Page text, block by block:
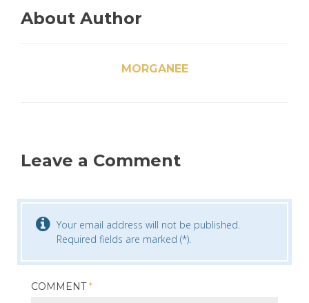
About Author
MORGANEE
Leave a Comment
Your email address will not be published.
Required fields are marked (*).
COMMENT*